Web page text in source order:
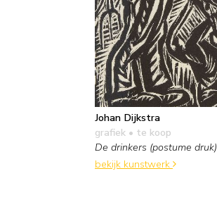
Johan Dijkstra
grafiek • te koop
De drinkers (postume druk)
bekijk kunstwerk